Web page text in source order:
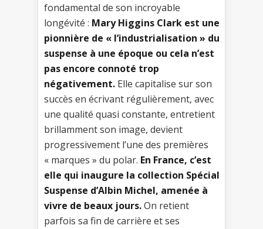
fondamental de son incroyable
longévité : Mary Higgins Clark est une
pionnière de « l’industrialisation » du
suspense à une époque ou cela n’est
pas encore connoté trop
négativement. Elle capitalise sur son
succès en écrivant régulièrement, avec
une qualité quasi constante, entretient
brillamment son image, devient
progressivement l’une des premières
« marques » du polar. En France, c’est
elle qui inaugure la collection Spécial
Suspense d’Albin Michel, amenée à
vivre de beaux jours.On retient
parfois sa fin de carrière et ses